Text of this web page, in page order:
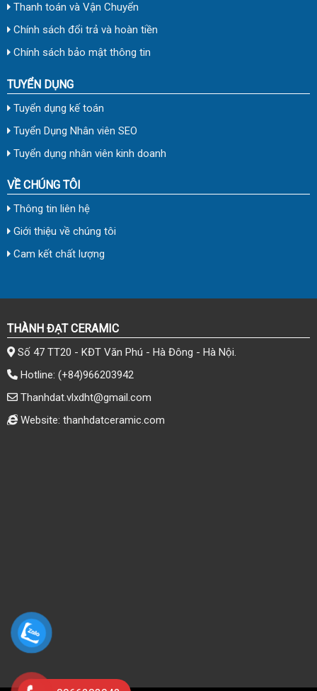
Thanh toán và Vận Chuyển
Chính sách đổi trả và hoàn tiền
Chính sách bảo mật thông tin
TUYỂN DỤNG
Tuyển dụng kế toán
Tuyển Dụng Nhân viên SEO
Tuyển dụng nhân viên kinh doanh
VỀ CHÚNG TÔI
Thông tin liên hệ
Giới thiệu về chúng tôi
Cam kết chất lượng
THÀNH ĐẠT CERAMIC
Số 47 TT20 - KĐT Văn Phú - Hà Đông - Hà Nội.
Hotline: (+84)966203942
Thanhdat.vlxdht@gmail.com
Website: thanhdatceramic.com